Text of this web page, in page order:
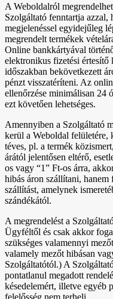
A Weboldalról
Szolgáltató fenntartja
megjelenéssel egyidejűleg
megrendelt termékek
Online bankkártyával
elektronikus fizetési értesítő
időszakban bekövetkezett
pénzt visszatéríteni. Az
ellenőrzése minimálisan 24
ezt követően lehetséges.
Amennyiben a Szolgáltató
kerül a Weboldal felületére,
téves, pl. a termék
árától jelentősen eltérő,
os vagy “1” Ft-os árra,
hibás áron szállítani, hanem
szállítást, amelynek
szándékától.
A megrendelést a
Ügyféltől és csak akkor
szükséges valamennyi
valamely mezőt hibásan
Szolgáltatótól.) A
pontatlanul megadott
késedelemért, illetve egyéb
felelősség nem terheli.